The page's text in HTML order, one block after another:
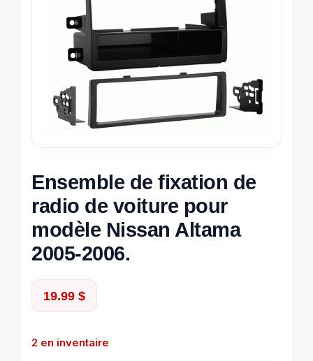
Ensemble de fixation de
radio de voiture pour
modèle Nissan Altama
2005-2006.
19.99 $
2 en inventaire